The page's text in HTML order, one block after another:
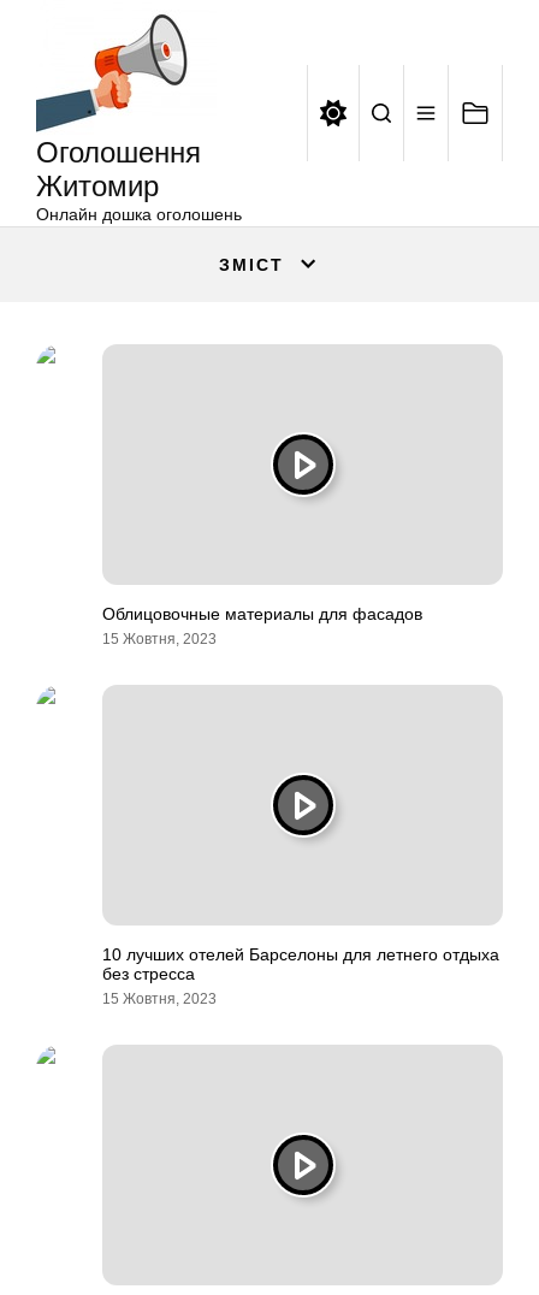
Оголошення
Житомир
Онлайн дошка оголошень
ЗМІСТ
Облицовочные материалы для фасадов
15 Жовтня, 2023
10 лучших отелей Барселоны для летнего отдыха
без стресса
15 Жовтня, 2023